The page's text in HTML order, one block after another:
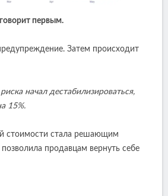
первым.
Затем происходит
начал дестабилизироваться,
15%.
стоимости стала решающим
продавцам вернуть себе